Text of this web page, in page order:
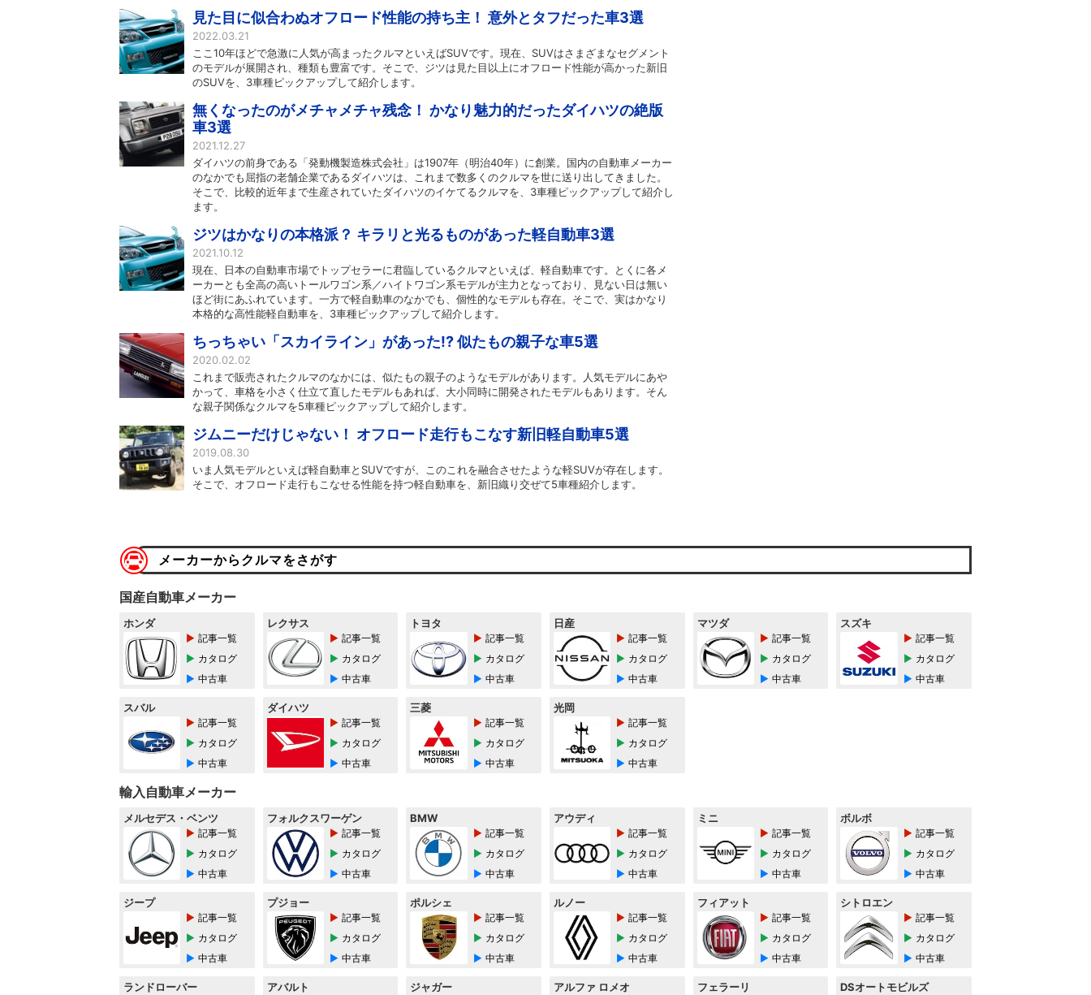
見た目に似合わぬオフロード性能の持ち主！ 意外とタフだった車3選
2022.03.21
ここ10年ほどで急激に人気が高まったクルマといえばSUVです。現在、SUVはさまざまなセグメント
のモデルが展開され、種類も豊富です。そこで、ジツは見た目以上にオフロード性能が高かった新旧
のSUVを、3車種ピックアップして紹介します。
無くなったのがメチャメチャ残念！ かなり魅力的だったダイハツの絶版
車3選
2021.12.27
ダイハツの前身である「発動機製造株式会社」は1907年（明治40年）に創業。国内の自動車メーカー
のなかでも屈指の老舗企業であるダイハツは、これまで数多くのクルマを世に送り出してきました。
そこで、比較的近年まで生産されていたダイハツのイケてるクルマを、3車種ピックアップして紹介し
ます。
ジツはかなりの本格派？ キラリと光るものがあった軽自動車3選
2021.10.12
現在、日本の自動車市場でトップセラーに君臨しているクルマといえば、軽自動車です。とくに各メ
ーカーとも全高の高いトールワゴン系／ハイトワゴン系モデルが主力となっており、見ない日は無い
ほど街にあふれています。一方で軽自動車のなかでも、個性的なモデルも存在。そこで、実はかなり
本格的な高性能軽自動車を、3車種ピックアップして紹介します。
ちっちゃい「スカイライン」があった!? 似たもの親子な車5選
2020.02.02
これまで販売されたクルマのなかには、似たもの親子のようなモデルがあります。人気モデルにあや
かって、車格を小さく仕立て直したモデルもあれば、大小同時に開発されたモデルもあります。そん
な親子関係なクルマを5車種ピックアップして紹介します。
ジムニーだけじゃない！ オフロード走行もこなす新旧軽自動車5選
2019.08.30
いま人気モデルといえば軽自動車とSUVですが、このこれを融合させたような軽SUVが存在します。
そこで、オフロード走行もこなせる性能を持つ軽自動車を、新旧織り交ぜて5車種紹介します。
メーカーからクルマをさがす
国産自動車メーカー
ホンダ
記事一覧
カタログ
中古車
レクサス
記事一覧
カタログ
中古車
トヨタ
記事一覧
カタログ
中古車
日産
記事一覧
カタログ
中古車
マツダ
記事一覧
カタログ
中古車
スズキ
記事一覧
カタログ
中古車
スバル
記事一覧
カタログ
中古車
ダイハツ
記事一覧
カタログ
中古車
三菱
記事一覧
カタログ
中古車
光岡
記事一覧
カタログ
中古車
輸入自動車メーカー
メルセデス・ベンツ
記事一覧
カタログ
中古車
フォルクスワーゲン
記事一覧
カタログ
中古車
BMW
記事一覧
カタログ
中古車
アウディ
記事一覧
カタログ
中古車
ミニ
記事一覧
カタログ
中古車
ボルボ
記事一覧
カタログ
中古車
ジープ
記事一覧
カタログ
中古車
プジョー
記事一覧
カタログ
中古車
ポルシェ
記事一覧
カタログ
中古車
ルノー
記事一覧
カタログ
中古車
フィアット
記事一覧
カタログ
中古車
シトロエン
記事一覧
カタログ
中古車
ランドローバー アバルト ジャガー アルファ ロメオ フェラーリ DSオートモビルズ